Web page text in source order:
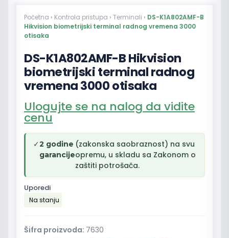
Početna › Kontrola pristupa › Terminali › DS-K1A802AMF-B
Hikvision biometrijski terminal radnog vremena 3000
otisaka
DS-K1A802AMF-B Hikvision
biometrijski terminal radnog
vremena 3000 otisaka
Ulogujte se na nalog da vidite
cenu
✓2 godine
garancije
(zakonska saobraznost) na svu
opremu, u skladu sa Zakonom o
zaštiti potrošača.
Uporedi
Na stanju
Šifra proizvoda: 7630